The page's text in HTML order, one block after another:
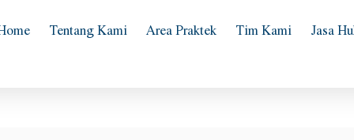
Tentang Kami Area Praktek Tim Kami Jasa